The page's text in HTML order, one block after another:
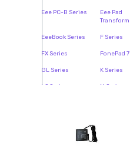
Eee PC-B Series
Eee Pad
EeeBook Series F Series
FX Series FonePad 7
GL Series K Series
LS Series M Series